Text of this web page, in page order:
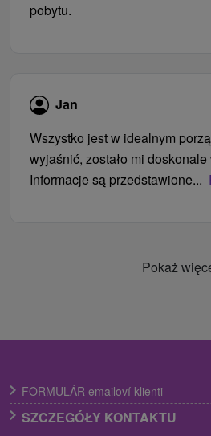
pobytu.
Jan
Wszystko jest w idealnym
wyjaśnić, zostało mi
Informacje są przedstawione...
Pokaż
FORMULÁR emailoví klienti
SZCZEGÓŁY KONTAKTU